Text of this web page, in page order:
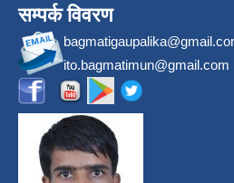
सम्पर्क विवरण
ito.bagmatimun@gmail.com